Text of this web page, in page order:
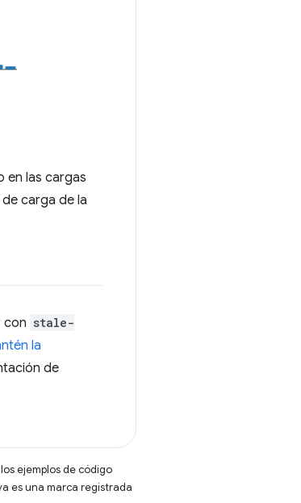
en las cargas
carga de la
con stale-
la
de
los ejemplos de código
es una marca registrada